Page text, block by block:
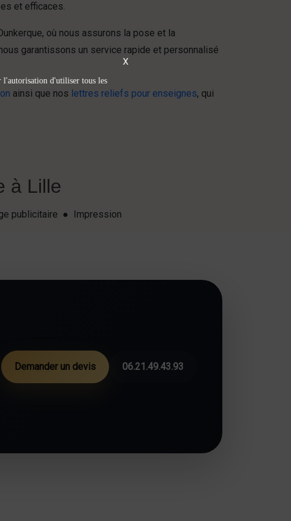
et efficaces.
où nous assurons la pose et la
garantissons un service rapide et personnalisé
ainsi que nos lettres reliefs pour enseignes, qui
à Lille
publicitaire ● Impression
Demander un devis 06.21.49.43.93
X
l'autorisation d'utiliser tous les